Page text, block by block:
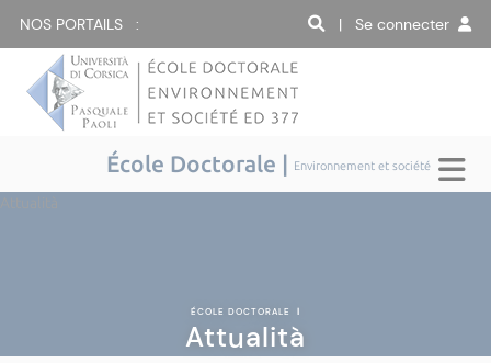
NOS PORTAILS : | Se connecter
École Doctorale | Environnement et société
ÉCOLE DOCTORALE |
Attualità